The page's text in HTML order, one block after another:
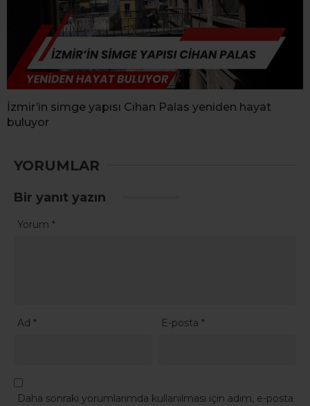
İzmir’in simge yapısı Cihan Palas yeniden hayat
buluyor
YORUMLAR
Bir yanıt yazın
Yorum *
Ad * E-posta*
Daha sonraki yorumlarımda kullanılması için adım, e-posta